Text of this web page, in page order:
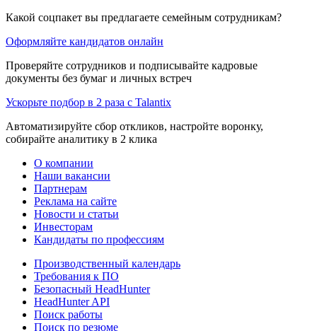
Какой соцпакет вы предлагаете семейным сотрудникам?
Оформляйте кандидатов онлайн
Проверяйте сотрудников и подписывайте кадровые
документы без бумаг и личных встреч
Ускорьте подбор в 2 раза с Talantix
Автоматизируйте сбор откликов, настройте воронку,
собирайте аналитику в 2 клика
О компании
Наши вакансии
Партнерам
Реклама на сайте
Новости и статьи
Инвесторам
Кандидаты по профессиям
Производственный календарь
Требования к ПО
Безопасный HeadHunter
HeadHunter API
Поиск работы
Поиск по резюме